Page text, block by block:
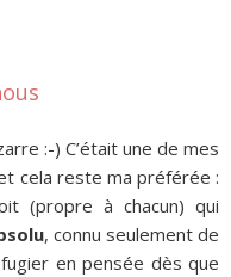
:-) C’était une de mes
cela reste ma préférée :
(propre à chacun) qui
, connu seulement de
en pensée dès que